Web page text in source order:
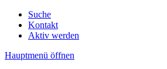
Suche
Kontakt
Aktiv werden
Hauptmenü öffnen